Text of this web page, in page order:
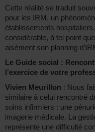
Cette réalité se traduit
pour les IRM, un
établissements
considérable, à tel point
aisément son planning
Le Guide social :
l’exercice de votre
Vivien Meurillon : Nous
similaire à celui rencontré
soins infirmiers : une
imagerie médicale. La
représente une difficulté